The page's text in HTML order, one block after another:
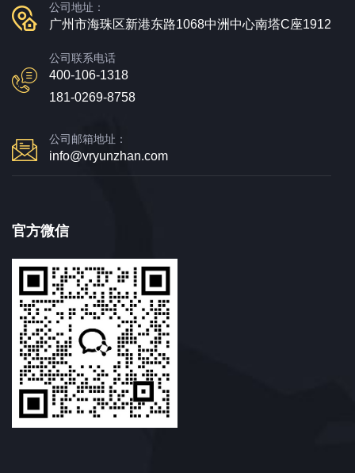
公司地址：
广州市海珠区新港东路1068中洲中心南塔C座1912
公司联系电话
400-106-1318
181-0269-8758
公司邮箱地址：
info@vryunzhan.com
官方微信